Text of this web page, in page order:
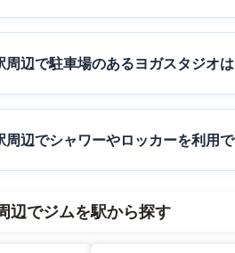
周辺で駐車場のあるヨガスタジオ
周辺でシャワーやロッカーを利用
辺でジムを駅から探す